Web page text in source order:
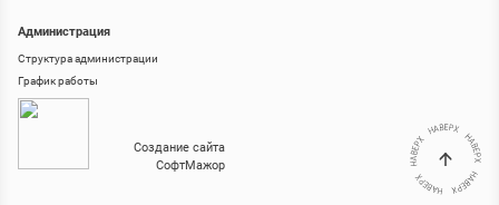
Администрация
Структура администрации
График работы
Создание сайта
СофтМажор